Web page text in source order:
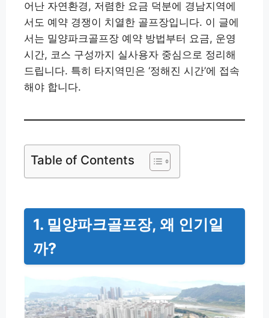
어난 자연환경, 저렴한 요금 덕분에 경남지역에
서도 예약 경쟁이 치열한 골프장입니다. 이 글에
서는 밀양파크골프장 예약 방법부터 요금, 운영
시간, 코스 구성까지 실사용자 중심으로 정리해
드립니다. 특히 타지역민은 ‘정해진 시간’에 접속
해야 합니다.
Table of Contents
1. 밀양파크골프장, 왜 인기일
까?